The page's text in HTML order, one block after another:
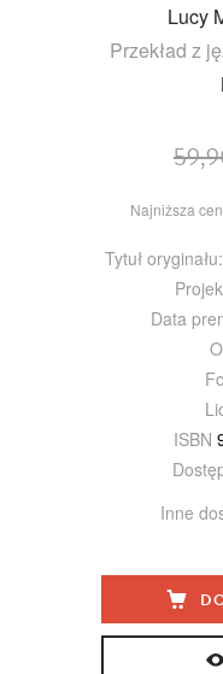
Lucy
Przekład z
Najniższa
Tytuł oryginału:
Data
ISBN
Inne